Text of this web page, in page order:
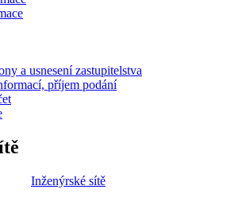
a usnesení zastupitelstva
příjem podání
Inženýrské sítě